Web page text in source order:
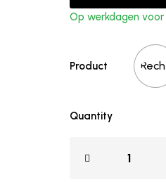
Op werkdagen
Product
Quantity